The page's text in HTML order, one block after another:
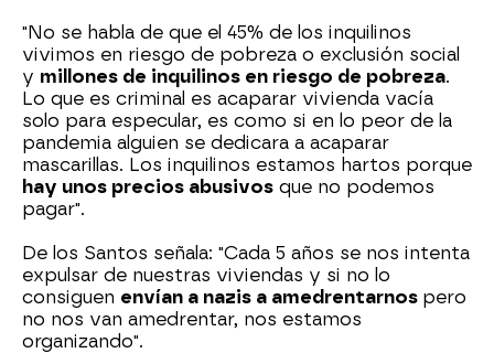
"No se habla de que el 45% de los inquilinos
vivimos en riesgo de pobreza o exclusión social
y millones de inquilinos en riesgo de pobreza.
Lo que es criminal es acaparar vivienda vacía
solo para especular, es como si en lo peor de la
pandemia alguien se dedicara a acaparar
mascarillas. Los inquilinos estamos hartos porque
hay unos precios abusivos que no podemos
pagar".
De los Santos señala: "Cada 5 años se nos intenta
expulsar de nuestras viviendas y si no lo
consiguen envían a nazis a amedrentarnos pero
no nos van amedrentar, nos estamos
organizando".